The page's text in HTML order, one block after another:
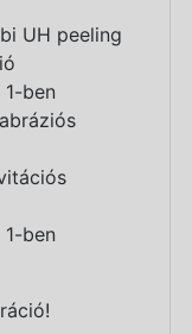
UH peeling
ben
ben